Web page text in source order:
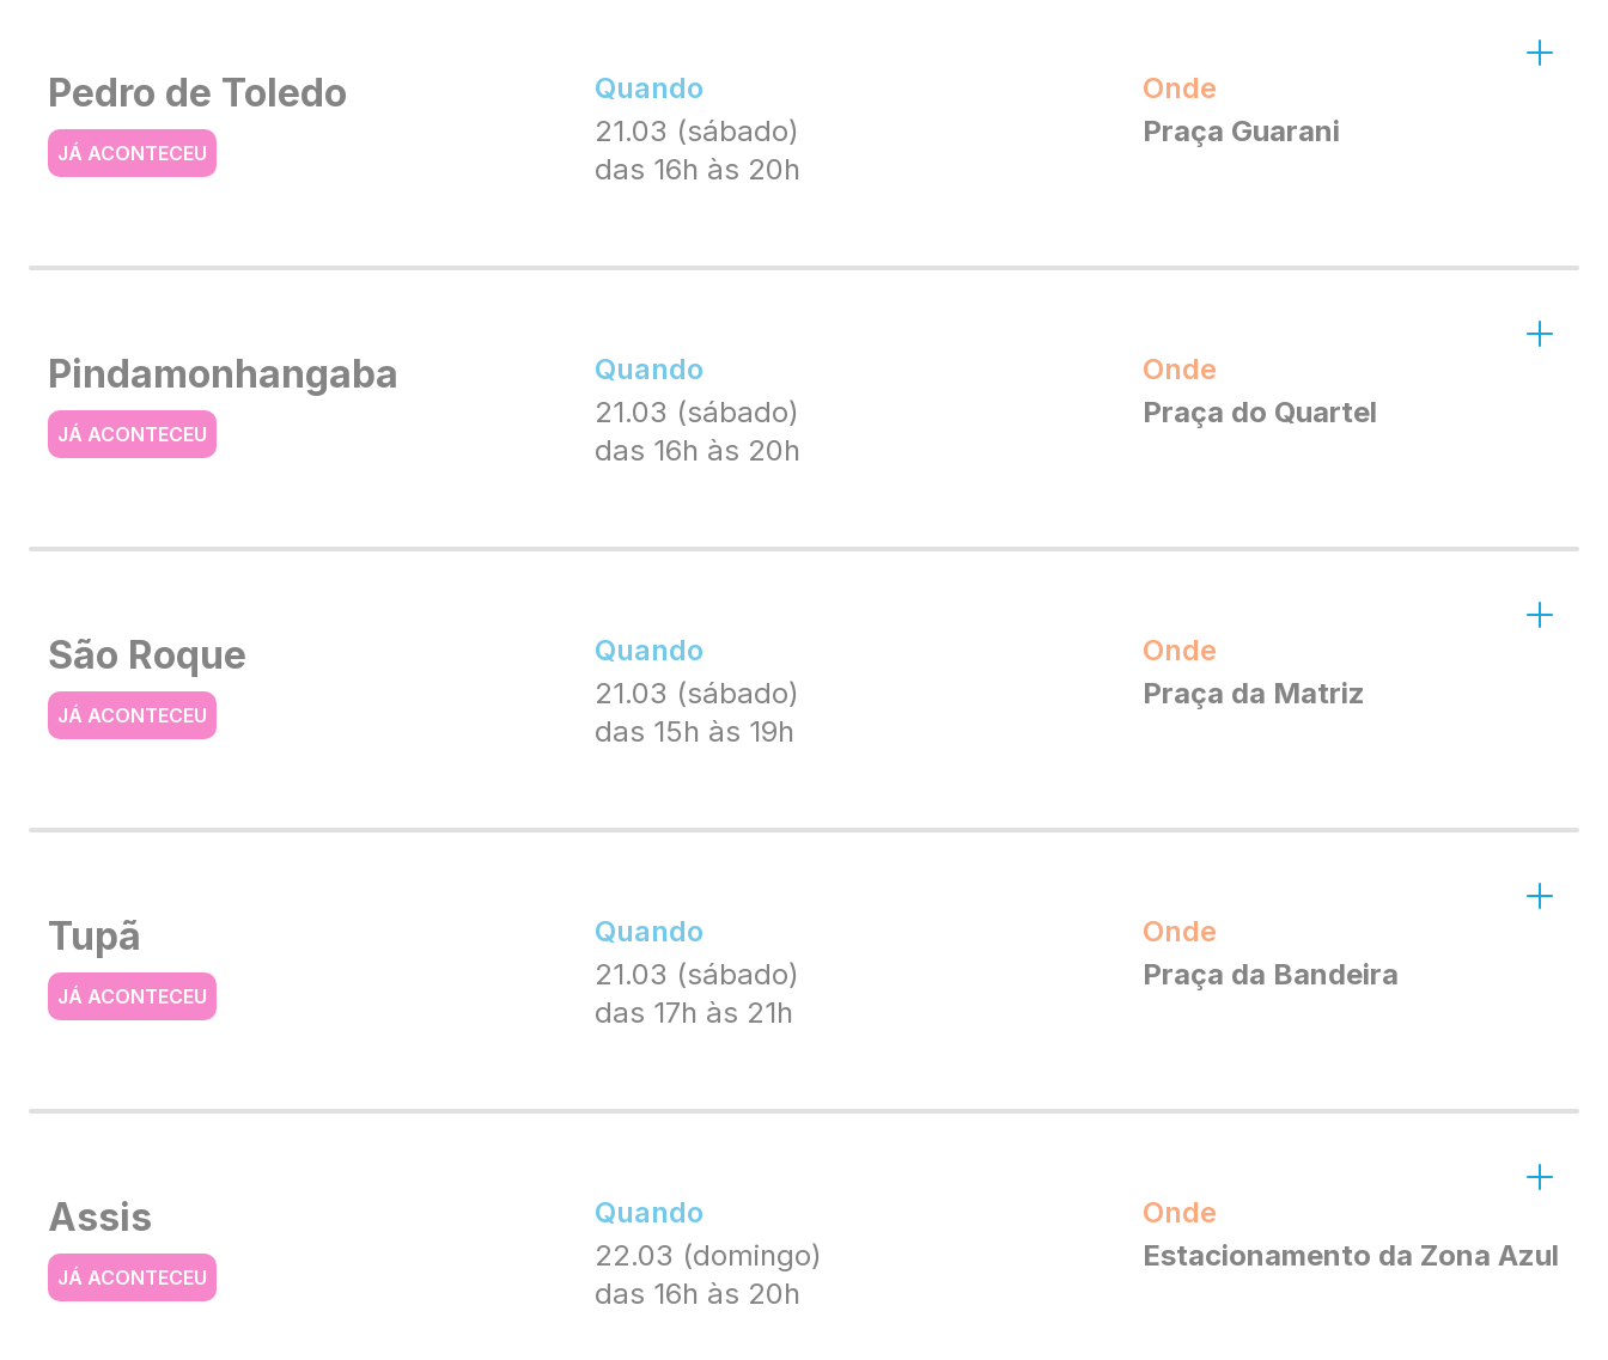
Pedro de Toledo
JÁ ACONTECEU
Quando
21.03 (sábado)
das 16h às 20h
Onde
Praça Guarani
Pindamonhangaba
JÁ ACONTECEU
Quando
21.03 (sábado)
das 16h às 20h
Onde
Praça do Quartel
São Roque
JÁ ACONTECEU
Quando
21.03 (sábado)
das 15h às 19h
Onde
Praça da Matriz
Tupã
JÁ ACONTECEU
Quando
21.03 (sábado)
das 17h às 21h
Onde
Praça da Bandeira
Assis
JÁ ACONTECEU
Quando
22.03 (domingo)
das 16h às 20h
Onde
Estacionamento da Zona Azul